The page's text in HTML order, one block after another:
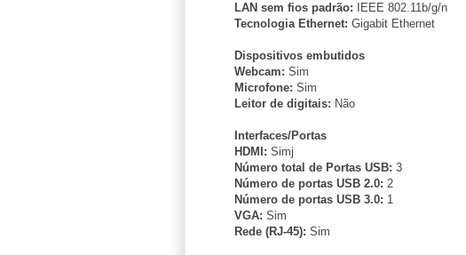
LAN sem fios padrão: IEEE 802.11b/g/n
Tecnologia Ethernet: Gigabit Ethernet
Dispositivos embutidos
Webcam: Sim
Microfone: Sim
Leitor de digitais: Não
Interfaces/Portas
HDMI: Simj
Número total de Portas USB: 3
Número de portas USB 2.0: 2
Número de portas USB 3.0: 1
VGA: Sim
Rede (RJ-45): Sim